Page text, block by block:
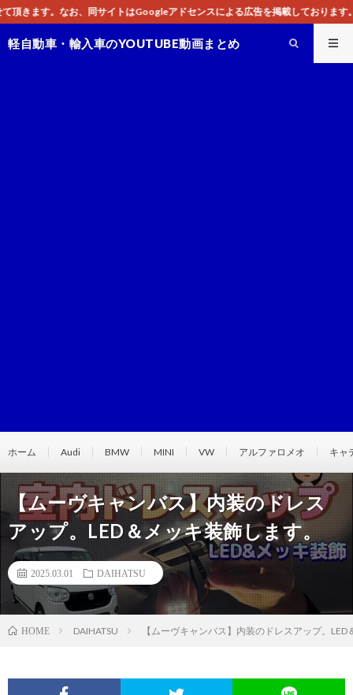
Googleアドセンスによる広告を掲載しております。
軽自動車・輸入車のYOUTUBE動画まとめ
ホーム Audi BMW MINI VW アルファロメオ キャ
【ムーヴキャンバス】内装のドレス
アップ。LED＆メッキ装飾します。
2025.03.01 DAIHATSU
HOME DAIHATSU 【ムーヴキャンバス】内装のドレスアップ。